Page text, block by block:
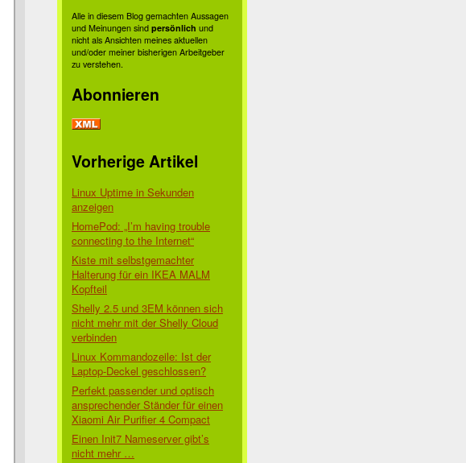
Alle in diesem Blog gemachten Aussagen
und Meinungen sind persönlich und
nicht als Ansichten meines aktuellen
und/oder meiner bisherigen Arbeitgeber
zu verstehen.
Abonnieren
Vorherige Artikel
Linux Uptime in Sekunden
anzeigen
HomePod: „I’m having trouble
connecting to the Internet“
Kiste mit selbstgemachter
Halterung für ein IKEA MALM
Kopfteil
Shelly 2.5 und 3EM können sich
nicht mehr mit der Shelly Cloud
verbinden
Linux Kommandozeile: Ist der
Laptop-Deckel geschlossen?
Perfekt passender und optisch
ansprechender Ständer für einen
Xiaomi Air Purifier 4 Compact
Einen Init7 Nameserver gibt’s
nicht mehr …